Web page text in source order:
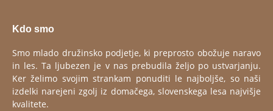
Kdo smo
Smo mlado družinsko podjetje, ki preprosto obožuje naravo
in les. Ta ljubezen je v nas prebudila željo po ustvarjanju.
Ker želimo svojim strankam ponuditi le najboljše, so naši
izdelki narejeni zgolj iz domačega, slovenskega lesa najvišje
kvalitete.